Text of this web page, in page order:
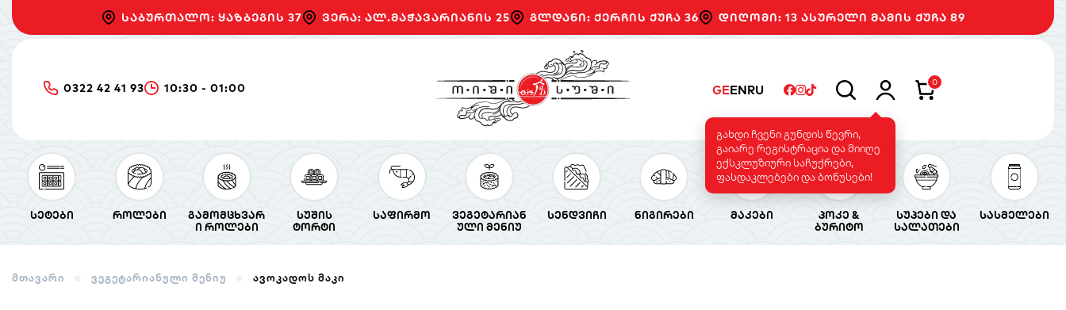
საბურთალო: ყაზბეგის 37 ვერა: ალ.მაჭავარიანის 25 გლდანი: ქერჩის ქუჩა 36 დიღომი: 13 ასურელი მამის ქუჩა 89
0322 42 41 93 10:30 - 01:00 GEENRU
გახდი ჩვენი გუნდის წევრი,
გაიარე რეგისტრაცია და მიიღე
ექსკლუზიური საჩუქრები,
ფასდაკლებები და ბონუსები!
0
სეტები როლები
გამომცხვარ
ი როლები
სუშის
ტორტი
საფირმო
ვეგეტარიან
ული მენიუ
სენდვიჩი ნიგირები მაკები
პოკე &
ბურიტო
სუპები და
სალათები
სასმელები
მთავარი ვეგეტარიანული მენიუ ავოკადოს მაკი